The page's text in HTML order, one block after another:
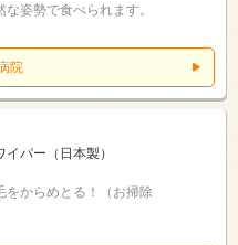
姿勢で食べられます。
院
パー（日本製）
をからめとる！（お掃除